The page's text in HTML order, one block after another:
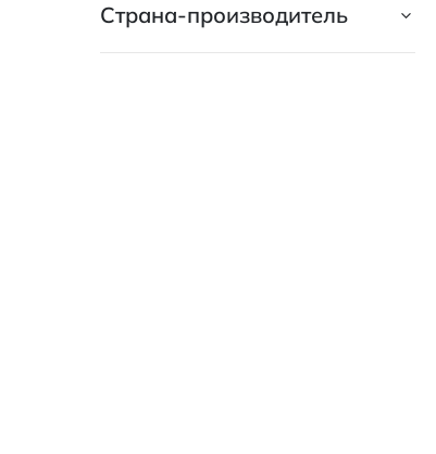
Страна-производитель